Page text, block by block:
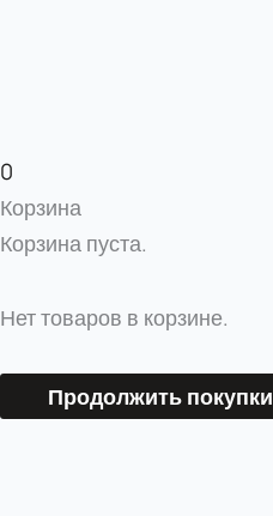
0
Корзина
Корзина пуста.
Нет товаров в корзине.
Продолжить покупки